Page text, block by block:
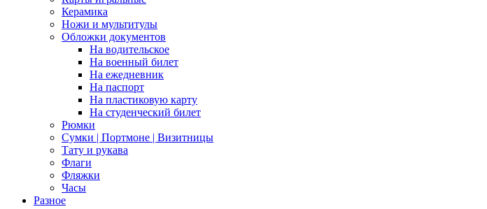
Керамика
Ножи и мультитулы
Обложки документов
На водительское
На военный билет
На ежедневник
На паспорт
На пластиковую карту
На студенческий билет
Рюмки
Сумки | Портмоне | Визитницы
Тату и рукава
Флаги
Фляжки
Часы
Разное